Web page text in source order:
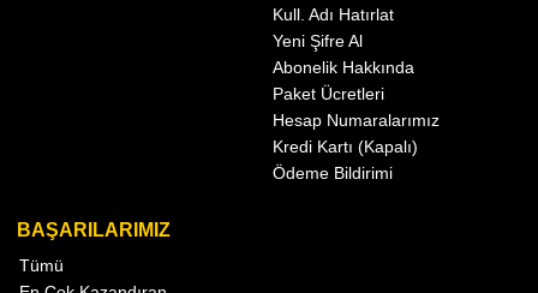
Kull. Adı Hatırlat
Yeni Şifre Al
Abonelik Hakkında
Paket Ücretleri
Hesap Numaralarımız
Kredi Kartı (Kapalı)
Ödeme Bildirimi
BAŞARILARIMIZ
Tümü